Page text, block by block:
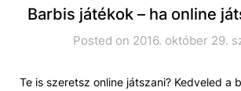
Barbis játékok – ha online
Posted on 2016. október 29.
Te is szeretsz online játszani? Kedveled a